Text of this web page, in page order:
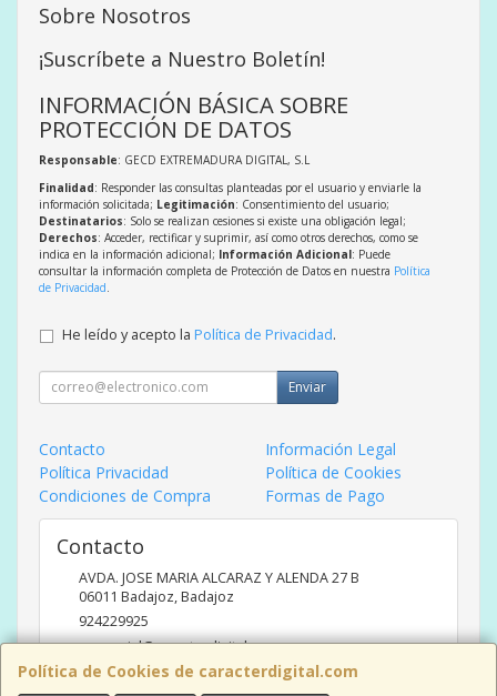
Política de Cookies de caracterdigital.com
Sobre Nosotros
¡Suscríbete a Nuestro Boletín!
INFORMACIÓN BÁSICA SOBRE
PROTECCIÓN DE DATOS
Responsable: GECD EXTREMADURA DIGITAL, S.L
Finalidad: Responder las consultas planteadas por el usuario y enviarle la
información solicitada; Legitimación: Consentimiento del usuario;
Destinatarios: Solo se realizan cesiones si existe una obligación legal;
Derechos: Acceder, rectificar y suprimir, así como otros derechos, como se
indica en la información adicional; Información Adicional: Puede
consultar la información completa de Protección de Datos en nuestra Política
de Privacidad
He leído y acepto la Política de Privacidad.
Enviar
Contacto
Información Legal
Política Privacidad
Política de Cookies
Condiciones de Compra
Formas de Pago
Contacto
AVDA. JOSE MARIA ALCARAZ Y ALENDA 27 B
06011 Badajoz,Badajoz
924229925
comercial@caracterdigital.com